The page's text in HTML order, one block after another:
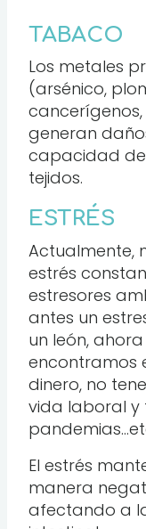
TABACO
Los metales
(arsénico,
generan
capacidad
tejidos.
ESTRÉS
Actualmente,
estrés
estresores
antes un
un león,
encontramos
dinero, no
vida laboral y
El estrés
manera
afectando a